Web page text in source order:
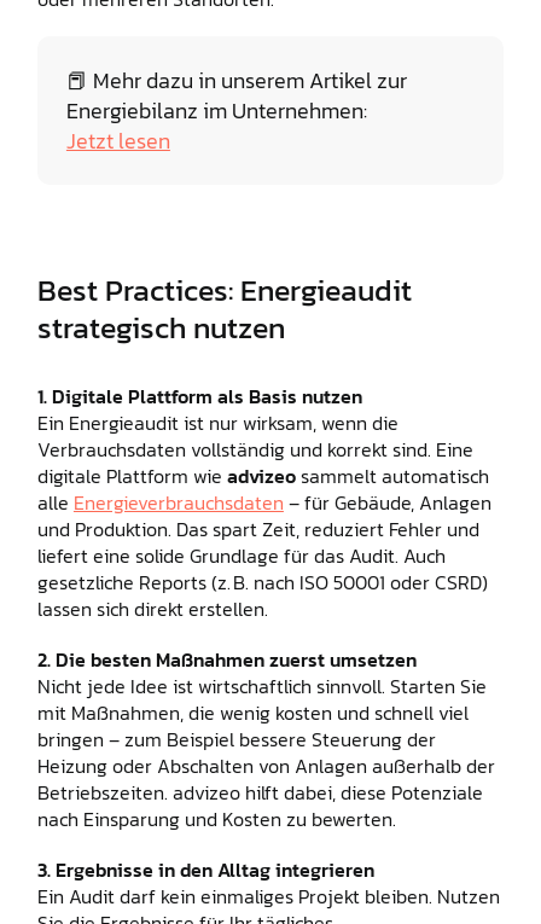
📕 Mehr dazu in unserem Artikel zur
Energiebilanz im Unternehmen:
Jetzt lesen
Best Practices: Energieaudit
strategisch nutzen
1. Digitale Plattform als Basis nutzen
Ein Energieaudit ist nur wirksam, wenn die
Verbrauchsdaten vollständig und korrekt sind. Eine
digitale Plattform wie advizeosammelt automatisch
alle Energieverbrauchsdaten – für Gebäude, Anlagen
und Produktion. Das spart Zeit, reduziert Fehler und
liefert eine solide Grundlage für das Audit. Auch
gesetzliche Reports (z. B. nach ISO 50001 oder CSRD)
lassen sich direkt erstellen.
2. Die besten Maßnahmen zuerst umsetzen
Nicht jede Idee ist wirtschaftlich sinnvoll. Starten Sie
mit Maßnahmen, die wenig kosten und schnell viel
bringen – zum Beispiel bessere Steuerung der
Heizung oder Abschalten von Anlagen außerhalb der
Betriebszeiten. advizeo hilft dabei, diese Potenziale
nach Einsparung und Kosten zu bewerten.
3. Ergebnisse in den Alltag integrieren
Ein Audit darf kein einmaliges Projekt bleiben. Nutzen